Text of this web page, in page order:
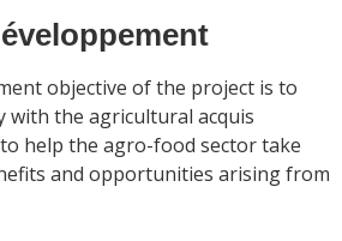
objective of the project is to
with the agricultural acquis
help the agro-food sector take
and opportunities arising from